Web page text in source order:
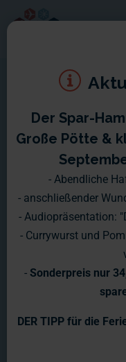
Montag,
29.04.2018
Der Spar-
Große Pötte &
- Abendliche
- anschließender
- Audiopräsentation:
- Currywurst und
- Sonderpreis nur
DER TIPP für die